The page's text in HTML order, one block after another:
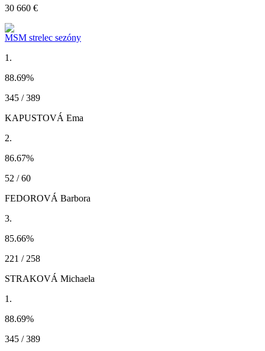
30 660 €
MSM strelec sezóny
1.
88.69%
345 / 389
KAPUSTOVÁ Ema
2.
86.67%
52 / 60
FEDOROVÁ Barbora
3.
85.66%
221 / 258
STRAKOVÁ Michaela
1.
88.69%
345 / 389